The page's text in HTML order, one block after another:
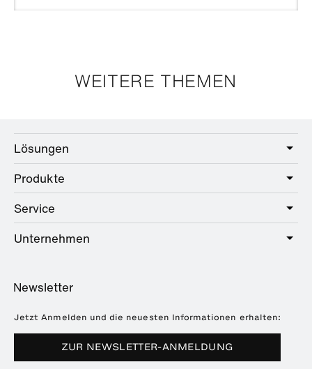
WEITERE THEMEN
Lösungen
Care
Public
Hotel
Produkte
Sanitär
Beschläge
Händlersuche
Service
Serviceangebot
Seminare
Broschüren & Kataloge
Downloads
Häufig gestellte Fragen
Unternehmen
Referenzen
Presse
Messetermine
Nachhaltigkeit
Newsletter
Jetzt Anmelden und die neuesten Informationen erhalten:
ZUR NEWSLETTER-ANMELDUNG